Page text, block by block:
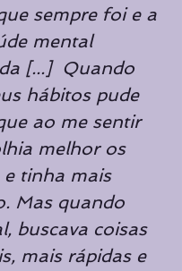
sempre foi e a
mental
[...]  Quando
hábitos pude
ao me sentir
melhor os
tinha mais
Mas quando
buscava coisas
mais rápidas e